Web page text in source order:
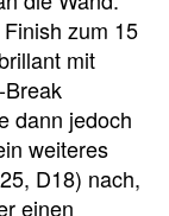
zum 15
mit
dann jedoch
weiteres
D18) nach,
einen